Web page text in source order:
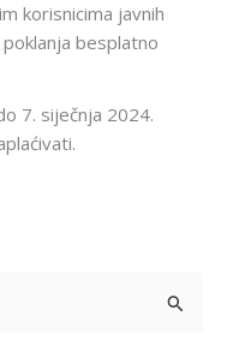
korisnicima javnih
besplatno
7. siječnja 2024.